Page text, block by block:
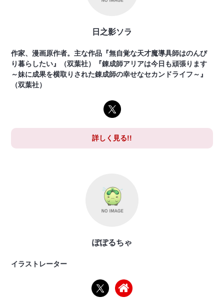
日之影ソラ
作家、漫画原作者。主な作品『無自覚な天才魔導具師はのんび
り暮らしたい』（双葉社）『錬成師アリアは今日も頑張ります
～妹に成果を横取りされた錬成師の幸せなセカンドライフ～』
（双葉社）
詳しく見る!!
ぽぽるちゃ
イラストレーター